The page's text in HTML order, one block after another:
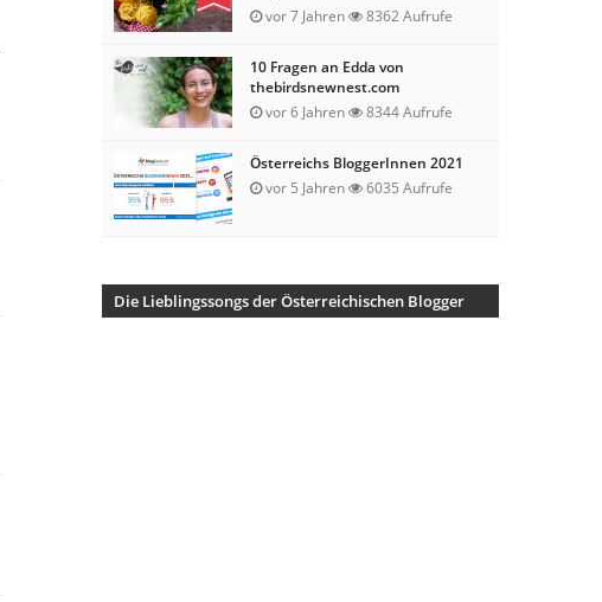
vor 7 Jahren
8362 Aufrufe
10 Fragen an Edda von
thebirdsnewnest.com
vor 6 Jahren
8344 Aufrufe
Österreichs BloggerInnen 2021
vor 5 Jahren
6035 Aufrufe
Die Lieblingssongs der Österreichischen Blogger